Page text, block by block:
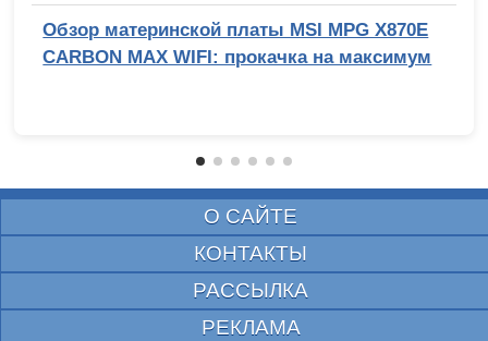
Обзор материнской платы MSI MPG X870E
CARBON MAX WIFI: прокачка на максимум
О САЙТЕ
КОНТАКТЫ
РАССЫЛКА
РЕКЛАМА